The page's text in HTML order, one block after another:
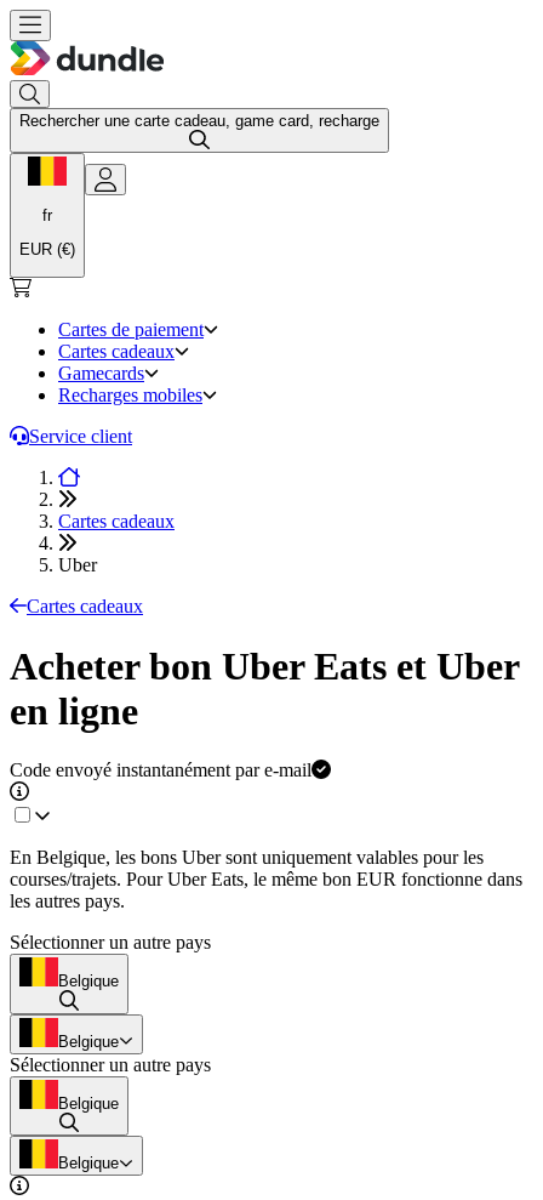
Rechercher une carte cadeau, game card, recharge
fr
EUR (€)
Cartes de paiement
Cartes cadeaux
Gamecards
Recharges mobiles
Service client
Cartes cadeaux
Uber
Cartes cadeaux
Acheter bon Uber Eats et Uber
en ligne
Code envoyé instantanément par e-mail
En Belgique, les bons Uber sont uniquement valables pour les
courses/trajets. Pour Uber Eats, le même bon EUR fonctionne dans
les autres pays.
Sélectionner un autre pays
Belgique
Belgique
Sélectionner un autre pays
Belgique
Belgique